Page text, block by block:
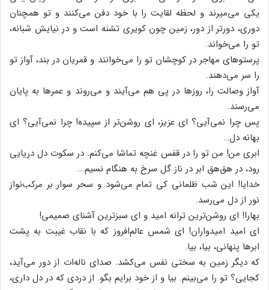
یکی‌ می‌میرند و لحظه‌ لقایت‌ را با خود دفن‌ می‌کنند و تو همچنان‌
دوری‌، دورتر از دور، زمین‌ چون‌ کویری‌ تشنه‌ است‌ و در نیایش‌ شبانه‌،
تو را می‌خواند.
پرستوهای‌ مهاجر در کوچشان‌ تو را می‌خوانند و قمریان‌ در بند، آواز تو
را سر می‌دهند.
آواز وصالت‌ را، روزها در پی‌ هم‌ می‌آیند و می‌روند و عمرها به‌ پایان‌
می‌رسند.
پس‌ چرا نمی‌آیی‌؟ ای‌ عزیز، ای‌ روشن‌تر از سپیده‌! چرا نمی‌آیی‌؟ ای‌
بهانه دل‌…
ابری من! من‌ تو را در قفس‌ غنچه‌ تماشا می‌کنم‌. در سکوت‌ دل‌ دریایی‌
رود، در هق‌هق‌ ابر در ناز گل‌ سرخ‌ به‌ هنگام‌ نسیم‌….
خدایا! این شب ظلمانی کی تمام می‌شود و سحر سوار بر مرکب‌نواز
نور از دل می‌رسد.
بهارا! ای‌ روشن‌ترین‌ ترانه‌ امید و ای‌ سبزترین‌ آشنای‌ صمیمی‌!
ای‌ امید امیدواران‌! ای‌ شمس‌ عالم‌افروز که‌ با نقاب‌ غیبت‌ به‌ پشت‌
ابرها پنهانی‌، بیا، بیا.
که‌ دیگر زمین‌ به‌ سختی‌ نفس‌ می‌کشد. صدای ناله‌ات از دور می‌آید،
کجایی‌؟ تو را می‌بینم‌. بیا و از خود برایم‌ بگو. از دردی‌ که‌ در دل‌ داری‌،